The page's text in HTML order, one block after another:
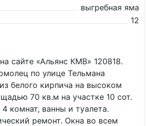
выгребная яма
12
сайте «Альянс КМВ» 120818.
по улице Тельмана
белого кирпича на высоком
70 кв.м на участке 10 сот.
комнат, ванны и туалета.
ремонт. Окна во всем